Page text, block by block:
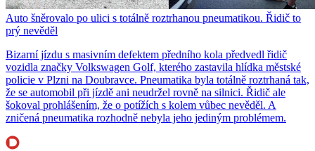
Auto šněrovalo po ulici s totálně roztrhanou pneumatikou. Řidič to
prý nevěděl
Bizarní jízdu s masivním defektem předního kola předvedl řidič
vozidla značky Volkswagen Golf, kterého zastavila hlídka městské
policie v Plzni na Doubravce. Pneumatika byla totálně roztrhaná tak,
že se automobil při jízdě ani neudržel rovně na silnici. Řidič ale
šokoval prohlášením, že o potížích s kolem vůbec nevěděl. A
zničená pneumatika rozhodně nebyla jeho jediným problémem.